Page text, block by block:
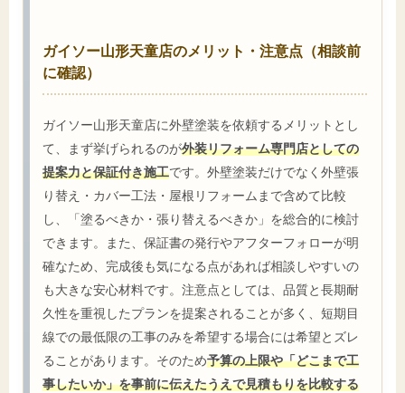
ガイソー山形天童店のメリット・注意点（相談前
に確認）
ガイソー山形天童店に外壁塗装を依頼するメリットとし
て、まず挙げられるのが外装リフォーム専門店としての
提案力と保証付き施工です。外壁塗装だけでなく外壁張
り替え・カバー工法・屋根リフォームまで含めて比較
し、「塗るべきか・張り替えるべきか」を総合的に検討
できます。また、保証書の発行やアフターフォローが明
確なため、完成後も気になる点があれば相談しやすいの
も大きな安心材料です。注意点としては、品質と長期耐
久性を重視したプランを提案されることが多く、短期目
線での最低限の工事のみを希望する場合には希望とズレ
ることがあります。そのため予算の上限や「どこまで工
事したいか」を事前に伝えたうえで見積もりを比較する